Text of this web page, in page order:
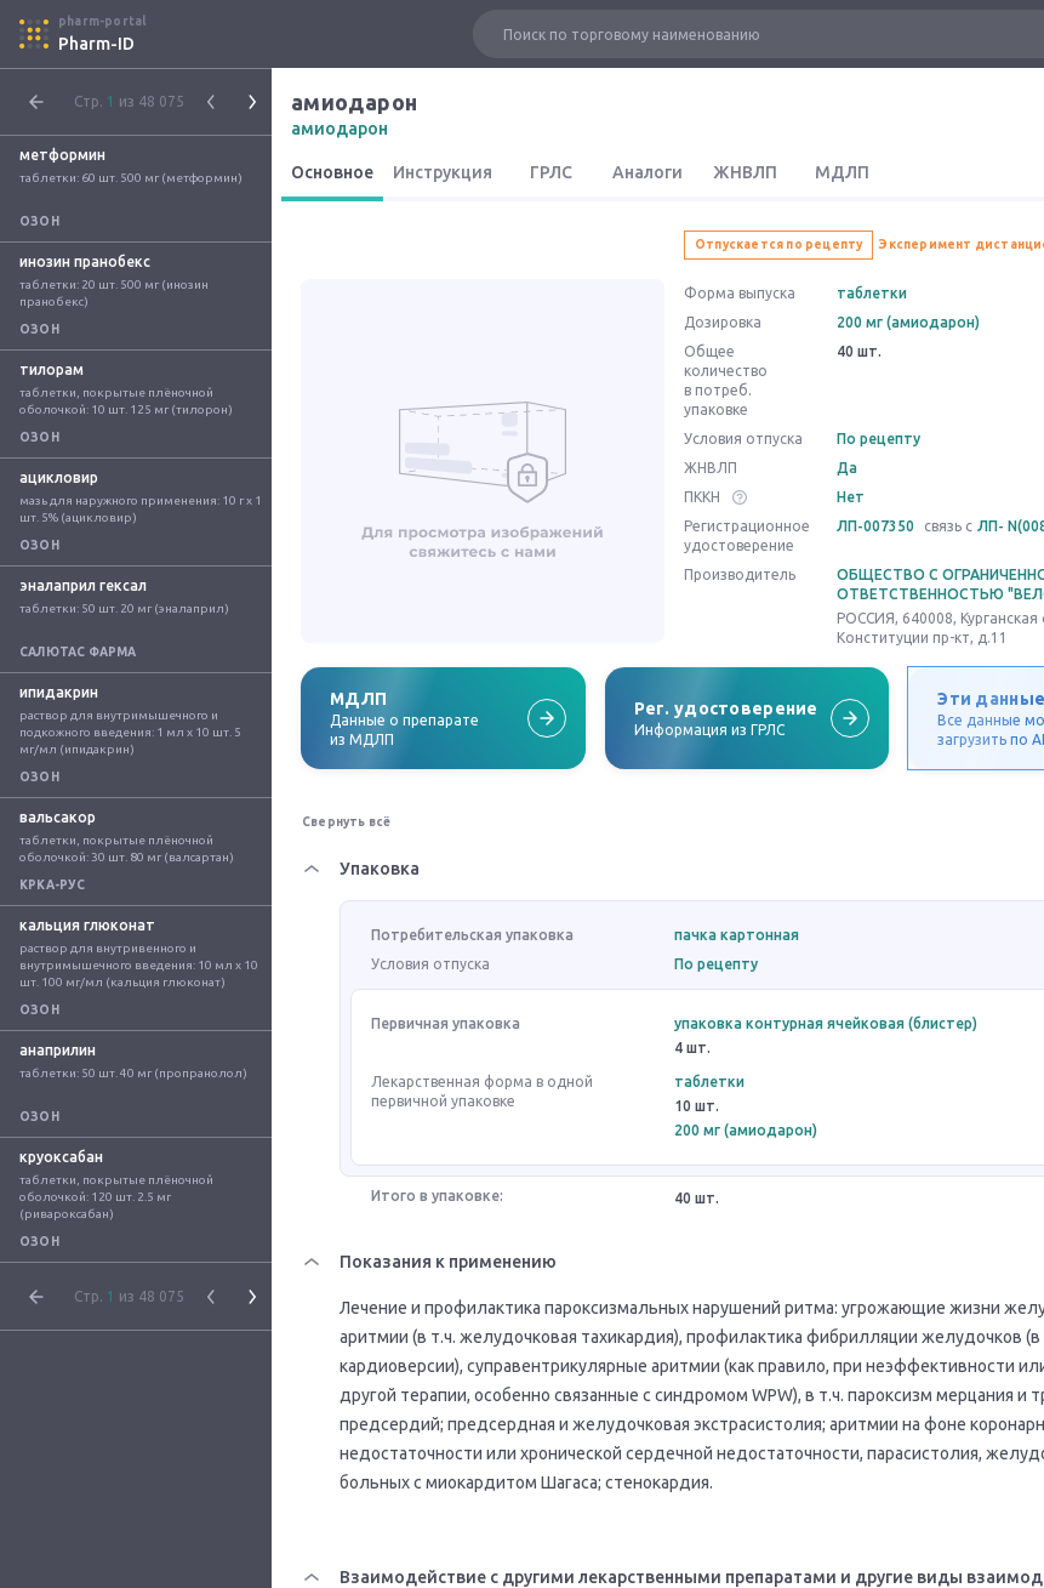
pharm-portal
Pharm-ID
Стр. 1 из 48 075
метформин
таблетки: 60 шт. 500 мг (метформин)
ОЗОН
инозин пранобекс
таблетки: 20 шт. 500 мг (инозин
пранобекс)
ОЗОН
тилорам
таблетки, покрытые плёночной
оболочкой: 10 шт. 125 мг (тилорон)
ОЗОН
ацикловир
мазь для наружного применения: 10 г x 1
шт. 5% (ацикловир)
ОЗОН
эналаприл гексал
таблетки: 50 шт. 20 мг (эналаприл)
САЛЮТАС ФАРМА
ипидакрин
раствор для внутримышечного и
подкожного введения: 1 мл x 10 шт. 5
мг/мл (ипидакрин)
ОЗОН
вальсакор
таблетки, покрытые плёночной
оболочкой: 30 шт. 80 мг (валсартан)
КРКА-РУС
кальция глюконат
раствор для внутривенного и
внутримышечного введения: 10 мл x 10
шт. 100 мг/мл (кальция глюконат)
ОЗОН
анаприлин
таблетки: 50 шт. 40 мг (пропранолол)
ОЗОН
круоксабан
таблетки, покрытые плёночной
оболочкой: 120 шт. 2.5 мг
(ривароксабан)
ОЗОН
Стр. 1 из 48 075
амиодарон
амиодарон
Основное Инструкция ГРЛС Аналоги ЖНВЛП МДЛП
Отпускается по рецепту Эксперимент
Форма выпуска
таблетки
Дозировка
200 мг (амиодарон)
Общее
количество
в потреб.
упаковке
40 шт.
Условия отпуска
По рецепту
ЖНВЛП
Да
ПККН
Нет
Регистрационное
удостоверение
ЛП-007350 связь с ЛП-
Производитель
ОБЩЕСТВО С
ОТВЕТСТВЕННОСТЬЮ
РОССИЯ, 640008, Курганская
Конституции пр-кт, д.11
МДЛП
Данные о препарате
из МДЛП
Рег. удостоверение
Информация из ГРЛС
Эти данные
Все данные
загрузить по
Свернуть всё
Упаковка
Потребительская упаковка
пачка картонная
Условия отпуска
По рецепту
Первичная упаковка
упаковка контурная ячейковая (блистер)
4 шт.
Лекарственная форма в одной
первичной упаковке
таблетки
10 шт.
200 мг (амиодарон)
Итого в упаковке: 40 шт.
Показания к применению
Лечение и профилактика пароксизмальных нарушений ритма: угрожающие жизни
аритмии (в т.ч. желудочковая тахикардия), профилактика фибрилляции желудочков (в
кардиоверсии), суправентрикулярные аритмии (как правило, при неэффективности
другой терапии, особенно связанные с синдромом WPW), в т.ч. пароксизм мерцания и
предсердий; предсердная и желудочковая экстрасистолия; аритмии на фоне
недостаточности или хронической сердечной недостаточности, парасистолия,
больных с миокардитом Шагаса; стенокардия.
Взаимодействие с другими лекарственными препаратами и другие виды